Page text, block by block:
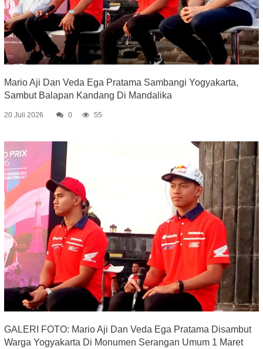
Mario Aji Dan Veda Ega Pratama Sambangi Yogyakarta,
Sambut Balapan Kandang Di Mandalika
20 Juli 2026 0 55
GALERI FOTO: Mario Aji Dan Veda Ega Pratama Disambut
Warga Yogyakarta Di Monumen Serangan Umum 1 Maret